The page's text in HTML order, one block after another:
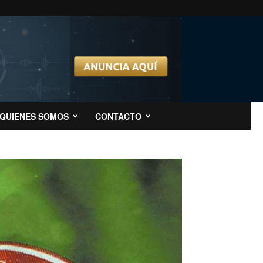
QUIENES SOMOS CONTACTO